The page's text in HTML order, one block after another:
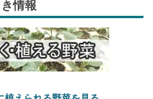
情報